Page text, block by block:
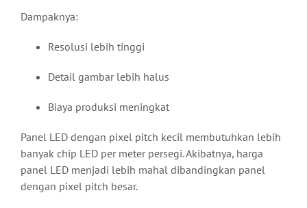
Dampaknya:
Resolusi lebih tinggi
Detail gambar lebih halus
Biaya produksi meningkat
Panel LED dengan pixel pitch kecil membutuhkan lebih
banyak chip LED per meter persegi. Akibatnya, harga
panel LED menjadi lebih mahal dibandingkan panel
dengan pixel pitch besar.